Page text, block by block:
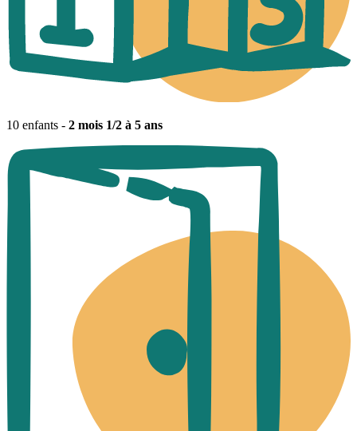
10 enfants - 2 mois 1/2 à 5 ans